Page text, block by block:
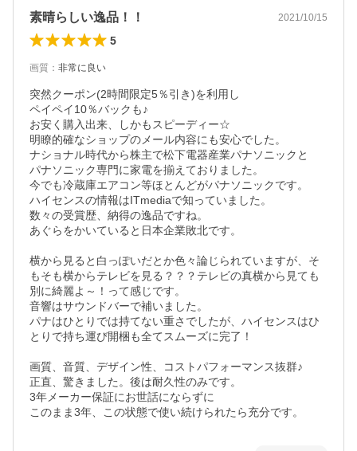
素晴らしい逸品！！ 2021/10/15
5
画質 ： 非常に良い
突然クーポン(2時間限定5％引き)を利用し
ペイペイ10％バックも♪
お安く購入出来、しかもスピーディー☆
明瞭的確なショップのメール内容にも安心でした。
ナショナル時代から株主で松下電器産業パナソニックと
パナソニック専門に家電を揃えておりました。
今でも冷蔵庫エアコン等ほとんどがパナソニックです。
ハイセンスの情報はITmediaで知っていました。
数々の受賞歴、納得の逸品ですね。
あぐらをかいていると日本企業敗北です。
横から見ると白っぽいだとか色々論じられていますが、そ
もそも横からテレビを見る？？？テレビの真横から見ても
別に綺麗よ～！って感じです。
音響はサウンドバーで補いました。
パナはひとりでは持てない重さでしたが、ハイセンスはひ
とりで持ち運び開梱も全てスムーズに完了！
画質、音質、デザイン性、コストパフォーマンス抜群♪
正直、驚きました。後は耐久性のみです。
3年メーカー保証にお世話にならずに
このまま3年、この状態で使い続けられたら充分です。